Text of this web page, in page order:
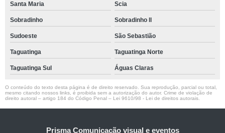
Santa Maria Scia
Sobradinho Sobradinho ll
Sudoeste São Sebastião
Taguatinga Taguatinga Norte
Taguatinga Sul Águas Claras
O conteúdo do texto desta página é de direito reservado. Sua reprodução, parcial ou total,
mesmo citando nossos links, é proibida sem a autorização do autor. Crime de violação de
direito autoral – artigo 184 do Código Penal – Lei 9610/98 - Lei de direitos autorais
Prisma Comunicação visual e eventos